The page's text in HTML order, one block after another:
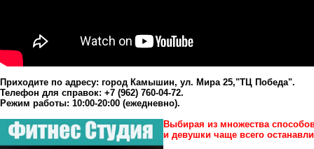
Приходите по адресу: город Камышин, ул. Мира 25,"ТЦ Победа".
Телефон для справок: +7 (962) 760-04-72.
Режим работы: 10:00-20:00 (ежедневно).
Выбирая из множества
и девушки чаще всего